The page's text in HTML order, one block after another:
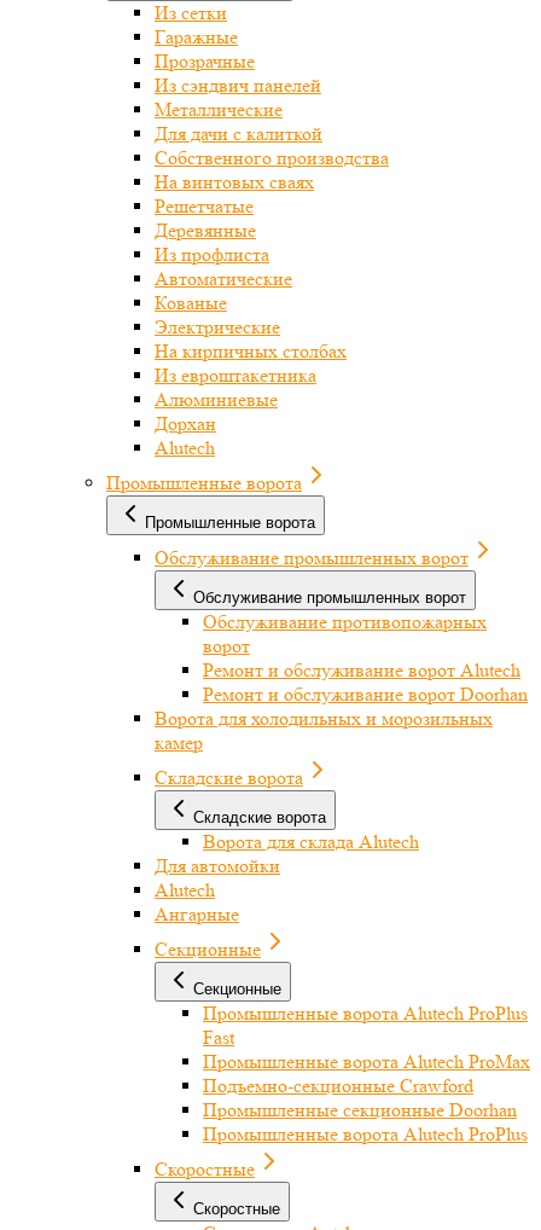
Из сетки
Гаражные
Прозрачные
Из сэндвич панелей
Металлические
Для дачи с калиткой
Собственного производства
На винтовых сваях
Решетчатые
Деревянные
Из профлиста
Автоматические
Кованые
Электрические
На кирпичных столбах
Из евроштакетника
Алюминиевые
Дорхан
Alutech
Промышленные ворота
Промышленные ворота
Обслуживание промышленных ворот
Обслуживание промышленных ворот
Обслуживание противопожарных
ворот
Ремонт и обслуживание ворот Alutech
Ремонт и обслуживание ворот Doorhan
Ворота для холодильных и морозильных
камер
Складские ворота
Складские ворота
Ворота для склада Alutech
Для автомойки
Alutech
Ангарные
Секционные
Секционные
Промышленные ворота Alutech ProPlus
Fast
Промышленные ворота Alutech ProMax
Подъемно-секционные Crawford
Промышленные секционные Doorhan
Промышленные ворота Alutech ProPlus
Скоростные
Скоростные